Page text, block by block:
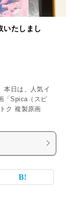
いたしまし
本日は、人気イ
「Spica（スピ
ク 複製原画